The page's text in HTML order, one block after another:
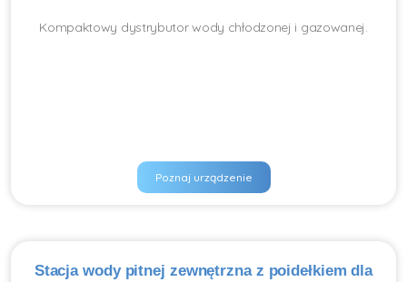
Kompaktowy dystrybutor wody chłodzonej i gazowanej.
Poznaj urządzenie
Stacja wody pitnej zewnętrzna z poidełkiem dla